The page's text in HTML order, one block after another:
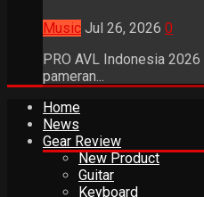
Music Jul 26, 2026 0
PRO AVL Indonesia
pameran...
Home
News
Gear Review
New Product
Guitar
Keyboard